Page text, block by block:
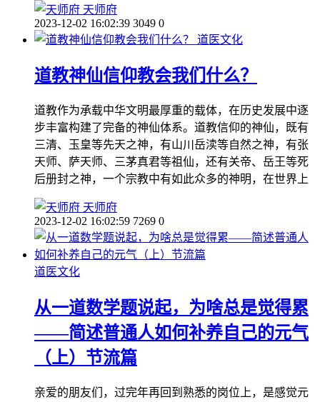
天师府
2023-12-02 16:02:39 3049 0
道医文化
道教神仙信仰教会我们什么？
道教作为承载中华文明最厚重的载体，在历史发展中逐
步丰富构建了完备的神仙体系。道教信仰的神仙，既有
三清、玉皇等先天之神，有山川岳渎等自然之神，有张
天师、萨天师、三茅真君等祖仙，还有关帝、岳王等死
后册封之神，一个宗教中有如此众多的神明，在世界上
天师府
2023-12-02 16:02:59 7269 0
道医文化
从一道数学题说起，为啥总是觉得累
——简述普通人如何补养自己的元气
（上）节流篇
亲爱的朋友们，过完年再回到熟悉的岗位上，是感觉元